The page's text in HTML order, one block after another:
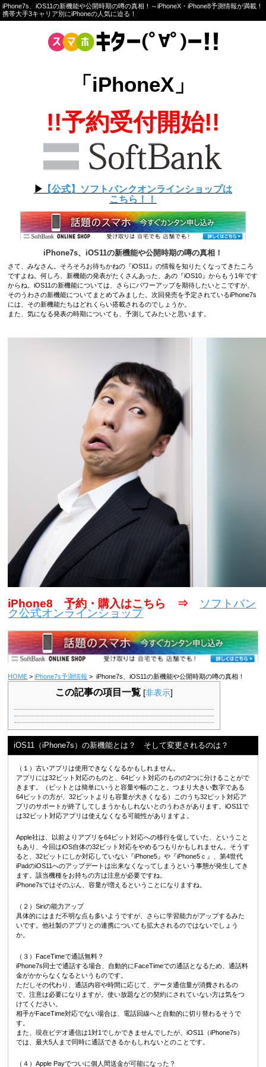
iPhone7s、iOS11の新機能や公開時期の噂の真相！～iPhoneX・iPhone8予測情報が満載！
携帯大手3キャリア別にiPhoneの人気に迫る！
「iPhoneX」
!!予約受付開始!!
▶︎ 【公式】ソフトバンクオンラインショップは
こちら！！
iPhone7s、iOS11の新機能や公開時期の噂の真相！
さて、みなさん。そろそろお待ちかねの『iOS11』の情報を知りたくなってきたころ
ですよね。何しろ、新機能の発表がたくさんあった、あの『iOS10』からもう1年です
からね。iOS11の新機能については、さらにパワーアップを期待したいとこですが、
そのうわさの新機能についてまとめてみました。次回発売を予定されているiPhone7s
には、その新機能たちはどれくらい搭載されるのでしょうか。
また、気になる発表の時期についても、予測してみたいと思います。
iPhone8 予約・購入はこちら ⇒ ソフトバン
ク公式オンラインショップ
HOME >iPhone7s予測情報 > iPhone7s、iOS11の新機能や公開時期の噂の真相！
この記事の項目一覧 [非表示]
iOS11（iPhone7s）の新機能とは？ そして変更されるのは？
（１）古いアプリは使用できなくなるかもしれません。
アプリには32ビット対応のものと、64ビット対応のものの2つに分けることがで
きます。（ビットとは簡単にいうと容量や幅のこと。つまり大きい数字である
64ビットの方が、32ビットよりも容量が大きくなる）このうち32ビット対応ア
プリのサポートが終了してしまうかもしれないとのうわさがあります。iOS11で
は32ビット対応アプリは使えなくなる可能性がありますよ。
Apple社は、以前よりアプリを64ビット対応への移行を促していた、ということ
もあり、今回はiOS自体の32ビット対応をやめるつもりかもしれません。そうす
ると、32ビットにしか対応していない『iPhone5』や『iPhone5ｃ』、第4世代
iPadのiOS11へのアップデートは出来なくなってしまうという事態が発生してき
ます。該当機種をお持ちの方は注意が必要ですね。
iPhone7sではそのぶん、容量が増えるということになりますね。
（２）Siriの能力アップ
具体的にはまだ不明な点も多いようですが、さらに学習能力がアップするみた
いです。他社製のアプリとの連携についても拡大されるのではないでしょう
か。
（３）FaceTimeで通話無料？
iPhone7s同士で通話する場合、自動的にFaceTimeでの通話となるため、通話料
金がかからなくなるというものです。
ただしその代わり、通話内容や時間に応じて、データ通信量が消費されるの
で、注意は必要になりますが。使い放題などの契約にされていない方は気をつ
けてください。
相手がFaceTime対応でない場合は、電話回線へと自動的に切り替わるそうで
す。
また、現在ビデオ通信は1対1でしかできませんでしたが、iOS11（iPhone7s）
では、最大5人まで同時に通話できるかもしれないとのことです。
（４）Apple Payでついに個人間送金が可能になった？